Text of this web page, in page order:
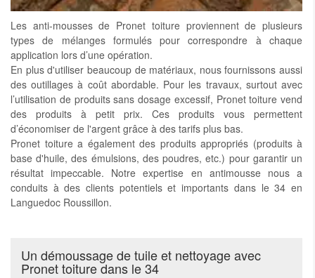
Les anti-mousses de Pronet toiture proviennent de plusieurs
types de mélanges formulés pour correspondre à chaque
application lors d’une opération.
En plus d'utiliser beaucoup de matériaux, nous fournissons aussi
des outillages à coût abordable. Pour les travaux, surtout avec
l’utilisation de produits sans dosage excessif, Pronet toiture vend
des produits à petit prix. Ces produits vous permettent
d’économiser de l'argent grâce à des tarifs plus bas.
Pronet toiture a également des produits appropriés (produits à
base d'huile, des émulsions, des poudres, etc.) pour garantir un
résultat impeccable. Notre expertise en antimousse nous a
conduits à des clients potentiels et importants dans le 34 en
Languedoc Roussillon.
Un démoussage de tuile et nettoyage avec
Pronet toiture dans le 34